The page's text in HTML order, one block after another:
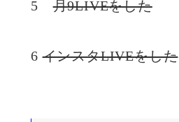
5月9LIVEをした
6インスタLIVEをした